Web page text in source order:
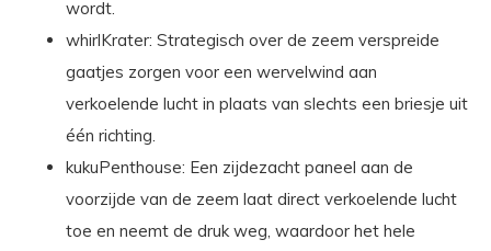
wordt.
whirlKrater: Strategisch over de zeem verspreide
gaatjes zorgen voor een wervelwind aan
verkoelende lucht in plaats van slechts een briesje uit
één richting.
kukuPenthouse: Een zijdezacht paneel aan de
voorzijde van de zeem laat direct verkoelende lucht
toe en neemt de druk weg, waardoor het hele